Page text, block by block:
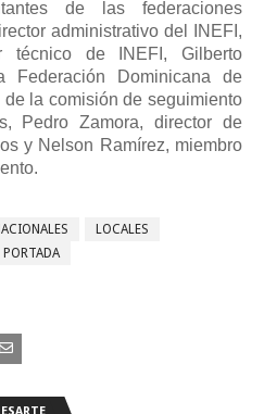
de las federaciones
administrativo del INEFI,
técnico de INEFI, Gilberto
Federación Dominicana de
la comisión de seguimiento
Pedro Zamora, director de
y Nelson Ramírez, miembro
LOCALES
PORTADA